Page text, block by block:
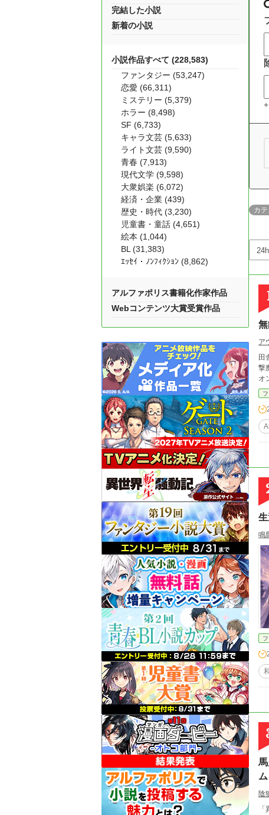
カテ
ア
田
撃
オ
鳴
陰
完結した小説
新着の小説
小説作品すべて (228,583)
ファンタジー (53,247)
恋愛 (66,311)
ミステリー (5,379)
ホラー (8,498)
SF (6,733)
キャラ文芸 (5,633)
ライト文芸 (9,590)
青春 (7,913)
現代文学 (9,598)
大衆娯楽 (6,072)
経済・企業 (439)
歴史・時代 (3,230)
児童書・童話 (4,651)
絵本 (1,044)
BL (31,383)
ｴｯｾｲ・ﾉﾝﾌｨｸｼｮﾝ (8,862)
アルファポリス書籍化作家作品
Webコンテンツ大賞受賞作品